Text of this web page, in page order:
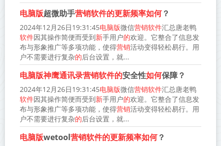
电脑版超微助手营销软件的更新频率如何？
2024年12月26日19:31:45电脑版微信营销软件汇总唐老鸭
软件因其操作简便而受到新手用户的欢迎。它整合了信息发
布与形象推广等多项功能，使得营销活动变得轻松易行。用
户不需要进行复杂的后台设置，就...
电脑版神鹰通讯录营销软件的安全性如何保障？
2024年12月26日19:31:45电脑版微信营销软件汇总唐老鸭
软件因其操作简便而受到新手用户的欢迎。它整合了信息发
布与形象推广等多项功能，使得营销活动变得轻松易行。用
户不需要进行复杂的后台设置，就...
电脑版wetool营销软件的更新频率如何？